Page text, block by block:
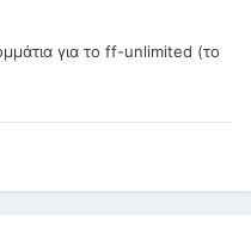
για το ff-unlimited (το